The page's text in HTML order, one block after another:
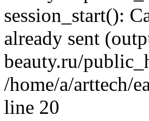
session_start():
already sent
beauty.ru/
/home/a/arttech/
line 20